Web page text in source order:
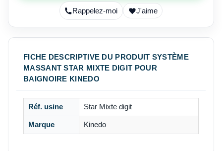
Rappelez-moi J'aime
FICHE DESCRIPTIVE DU PRODUIT SYSTÈME
MASSANT STAR MIXTE DIGIT POUR
BAIGNOIRE KINEDO
Réf. usine Star Mixte digit
Marque Kinedo